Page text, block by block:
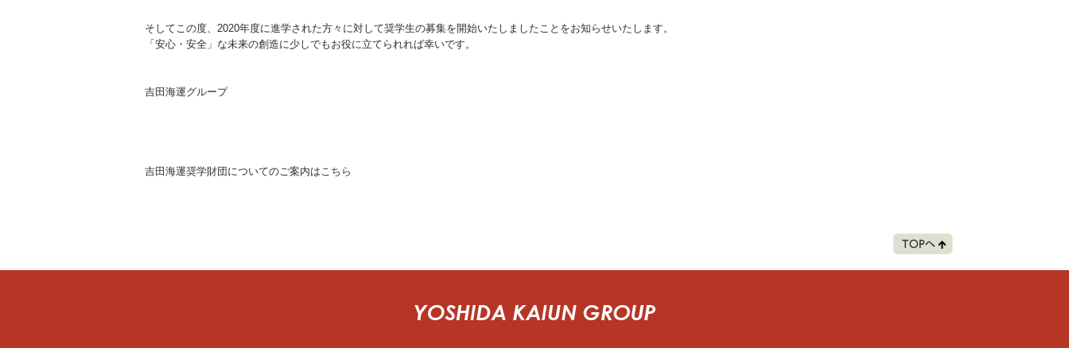
そしてこの度、2020年度に進学された方々に対して奨学生の募集を開始いたしましたことをお知らせいたします。
「安心・安全」な未来の創造に少しでもお役に立てられれば幸いです。
吉田海運グループ
吉田海運奨学財団についてのご案内はこちら